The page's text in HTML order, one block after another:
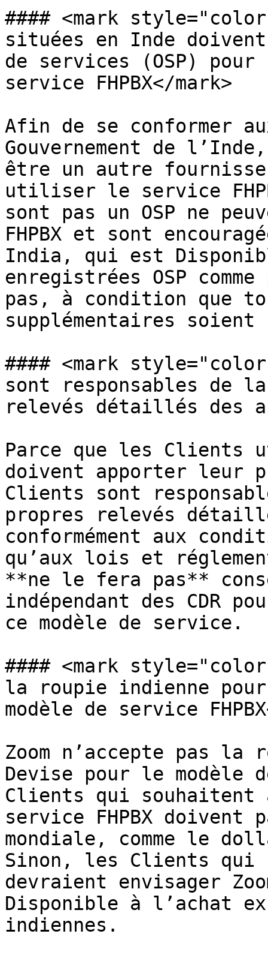
#### <mark
situées en Inde
de services (OSP)
service FHPBX</mark>
Afin de se conformer
Gouvernement de
être un autre
utiliser le service
sont pas un OSP ne
FHPBX et sont
India, qui est
enregistrées OSP
pas, à condition que
supplémentaires soient
#### <mark
sont responsables de
relevés détaillés des
Parce que les Clients
doivent apporter leur
Clients sont
propres relevés
conformément aux
qu’aux lois et
**ne le fera pas**
indépendant des CDR
ce modèle de service.
#### <mark
la roupie indienne
modèle de service
Zoom n’accepte pas la
Devise pour le modèle
Clients qui souhaitent
service FHPBX doivent
mondiale, comme le
Sinon, les Clients qui
devraient envisager
Disponible à l’achat
indiennes.